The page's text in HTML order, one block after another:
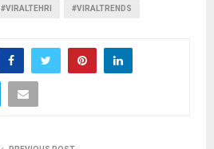
#VIRALTEHRI #VIRALTRENDS